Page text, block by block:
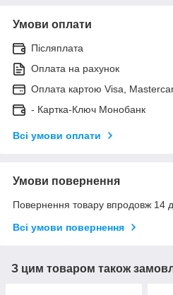
Умови оплати
Післяплата
Оплата на рахунок
Оплата картою Visa,
- Картка-Ключ Монобанк
Всі умови оплати
Умови повернення
Повернення товару впродовж 14
Всі умови повернення
З цим товаром також